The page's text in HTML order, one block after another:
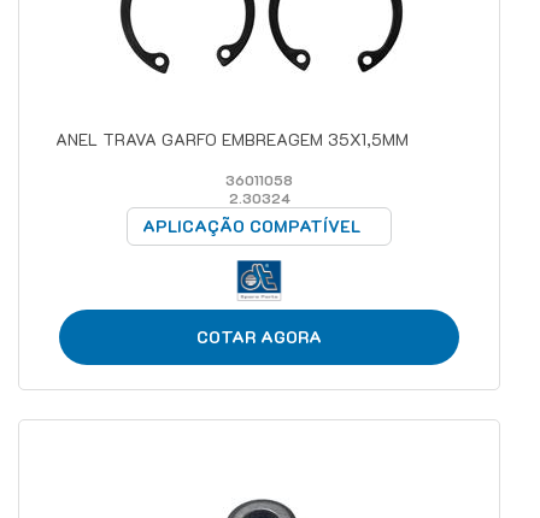
ANEL TRAVA GARFO EMBREAGEM 35X1,5MM
36011058
2.30324
APLICAÇÃO COMPATÍVEL
COTAR AGORA